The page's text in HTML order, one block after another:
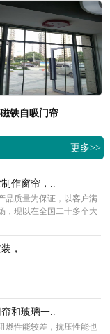
磁铁自吸门帘
更多>>
作窗帘，..
品质量为保证，以客户满
，现以在全国二十多个大
，
和玻璃一..
燃性能较差，抗压性能也